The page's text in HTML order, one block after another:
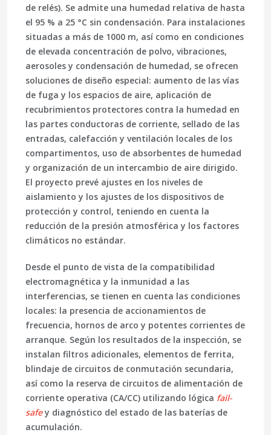
de relés). Se admite una humedad relativa de hasta
el 95 % a 25 °C sin condensación. Para instalaciones
situadas a más de 1000 m, así como en condiciones
de elevada concentración de polvo, vibraciones,
aerosoles y condensación de humedad, se ofrecen
soluciones de diseño especial: aumento de las vías
de fuga y los espacios de aire, aplicación de
recubrimientos protectores contra la humedad en
las partes conductoras de corriente, sellado de las
entradas, calefacción y ventilación locales de los
compartimentos, uso de absorbentes de humedad
y organización de un intercambio de aire dirigido.
El proyecto prevé ajustes en los niveles de
aislamiento y los ajustes de los dispositivos de
protección y control, teniendo en cuenta la
reducción de la presión atmosférica y los factores
climáticos no estándar.
Desde el punto de vista de la compatibilidad
electromagnética y la inmunidad a las
interferencias, se tienen en cuenta las condiciones
locales: la presencia de accionamientos de
frecuencia, hornos de arco y potentes corrientes de
arranque. Según los resultados de la inspección, se
instalan filtros adicionales, elementos de ferrita,
blindaje de circuitos de conmutación secundaria,
así como la reserva de circuitos de alimentación de
corriente operativa (CA/CC) utilizando lógica fail-
safey diagnóstico del estado de las baterías de
acumulación.